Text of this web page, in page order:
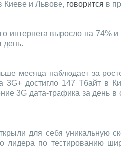
Киеве и Львове, говорится в
интернета выросло на 74%
день.
месяца наблюдает за
3G+ достигло 147 Тбайт в
3G дата-трафика за день
для себя уникальную
по тестированию